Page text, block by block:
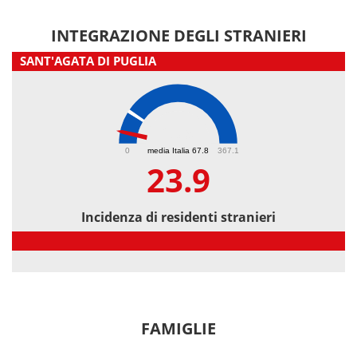
INTEGRAZIONE DEGLI STRANIERI
SANT'AGATA DI PUGLIA
media Italia 67.8
0 367.1
23.9
Incidenza di residenti stranieri
FAMIGLIE